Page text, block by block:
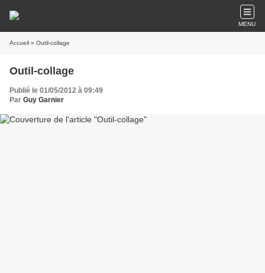
MENU
Accueil » Outil-collage
Outil-collage
Publié le 01/05/2012 à 09:49
Par Guy Garnier